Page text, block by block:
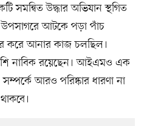
উদ্ধার অভিযান স্থগিত
উপসাগরে আটকে পড়া পাঁচ
করে আনার কাজ চলছিল।
নাবিক রয়েছেন। আইএমও এক
সম্পর্কে আরও পরিষ্কার ধারণা না